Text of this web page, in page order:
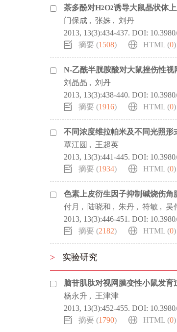
茶多酚对H2O2诱导大鼠晶状体
门保成 , 张姝 , 刘丹
2013, 13(3):434-437. DOI:
摘要 (1508) HTML (0)
N-乙酰半胱胺酸对大鼠挫伤性视
刘晶晶 , 刘丹
2013, 13(3):438-440. DOI:
摘要 (1916) HTML (0)
不同浓度维拉帕米及不同光照形
覃江圆 , 王超英
2013, 13(3):441-445. DOI:
摘要 (1934) HTML (0)
色素上皮衍生因子抑制碱烧伤角
付月 , 陆晓和 , 朱丹 , 符敏 , 吴
2013, 13(3):446-451. DOI:
摘要 (2182) HTML (0)
> 实验研究
脑苷肌肽对视网膜变性小鼠发育
杨永升 , 王津津
2013, 13(3):452-455. DOI:
摘要 (1790) HTML (0)